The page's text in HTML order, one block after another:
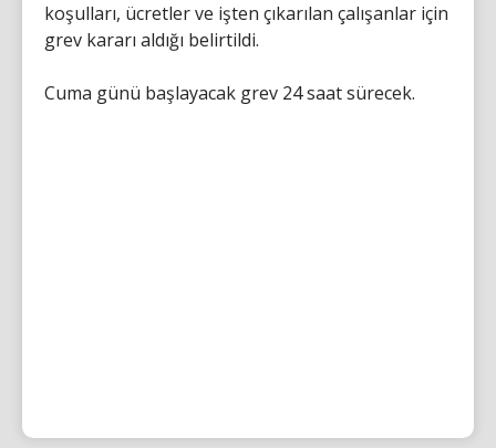
koşulları, ücretler ve işten çıkarılan çalışanlar için
grev kararı aldığı belirtildi.
Cuma günü başlayacak grev 24 saat sürecek.